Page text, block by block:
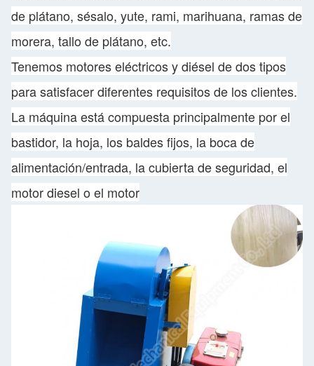
de plátano, sésalo, yute, rami, marihuana, ramas de
morera, tallo de plátano, etc.
Tenemos motores eléctricos y diésel de dos tipos
para satisfacer diferentes requisitos de los clientes.
La máquina está compuesta principalmente por el
bastidor, la hoja, los baldes fijos, la boca de
alimentación/entrada, la cubierta de seguridad, el
motor diesel o el motor